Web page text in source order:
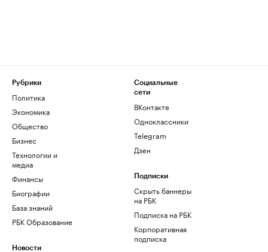
Рубрики
Политика
Экономика
Общество
Бизнес
Технологии и
медиа
Финансы
Биографии
База знаний
РБК Образование
Новости
Социальные
сети
ВКонтакте
Одноклассники
Telegram
Дзен
Подписки
Скрыть баннеры
на РБК
Подписка на РБК
Корпоративная
подписка